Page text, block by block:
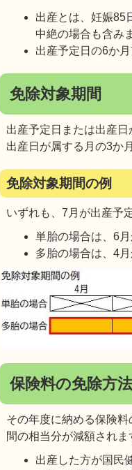
出産とは、妊娠85
中絶の場合も含み
出産予定日の6か
免除対象期間
出産予定日または出産
出産日が属する月の3か
免除対象期間の例
いずれも、7月が出産予
単胎の場合は、6
多胎の場合は、4
保険料の免除方法
その年度に納める保険
間の相当分が減額されま
出産した方が国民